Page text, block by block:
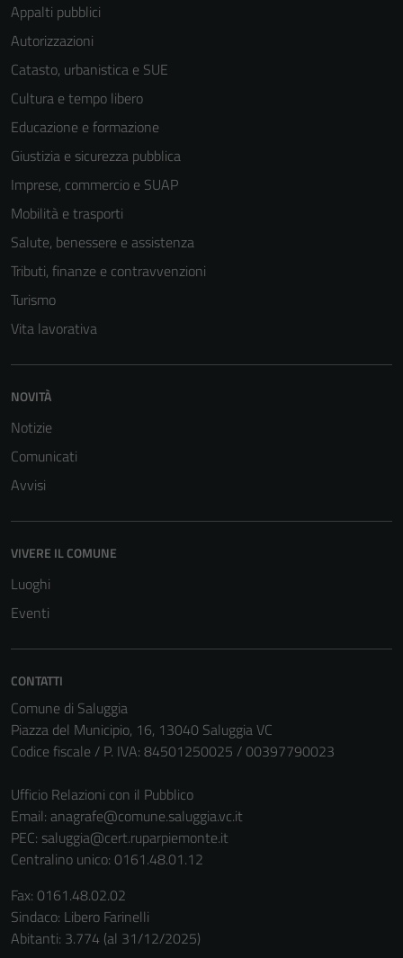
Appalti pubblici
Autorizzazioni
Catasto, urbanistica e SUE
Cultura e tempo libero
Educazione e formazione
Giustizia e sicurezza pubblica
Imprese, commercio e SUAP
Mobilità e trasporti
Salute, benessere e assistenza
Tributi, finanze e contravvenzioni
Turismo
Vita lavorativa
NOVITÀ
Notizie
Comunicati
Avvisi
VIVERE IL COMUNE
Luoghi
Eventi
CONTATTI
Comune di Saluggia
Piazza del Municipio, 16, 13040 Saluggia VC
Codice fiscale / P. IVA: 84501250025 / 00397790023
Ufficio Relazioni con il Pubblico
Email: anagrafe@comune.saluggia.vc.it
PEC: saluggia@cert.ruparpiemonte.it
Centralino unico: 0161.48.01.12
Fax: 0161.48.02.02
Sindaco: Libero Farinelli
Abitanti: 3.774 (al 31/12/2025)